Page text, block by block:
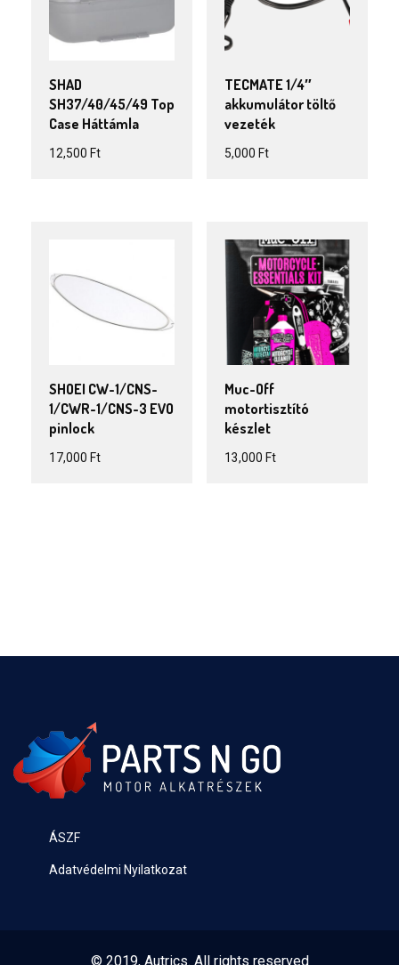
SHAD
SH37/40/45/49 Top
Case Háttámla
12,500 Ft
TECMATE 1/4″
akkumulátor töltő
vezeték
5,000 Ft
SHOEI CW-1/CNS-
1/CWR-1/CNS-3 EVO
pinlock
17,000 Ft
Muc-Off
motortisztító
készlet
13,000 Ft
ÁSZF
Adatvédelmi Nyilatkozat
© 2019, Autrics. All rights reserved